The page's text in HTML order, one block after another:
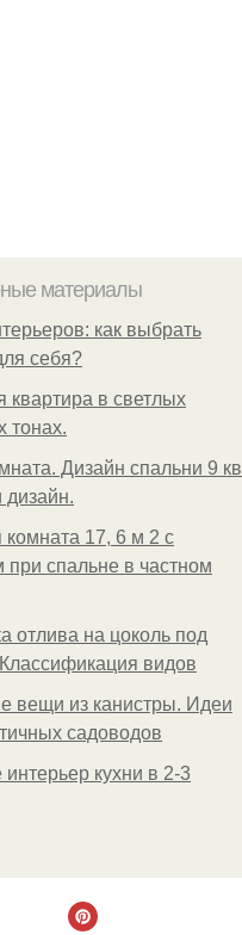
материалы
как выбрать
себя?
квартира в светлых
тонах.
Дизайн спальни 9 кв
дизайн.
комната 17, 6 м 2 с
при спальне в частном
отлива на цоколь под
видов
вещи из канистры. Идеи
садоводов
кухни в 2-3